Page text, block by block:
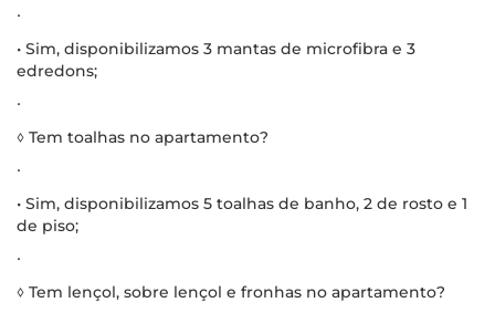
∙
• Sim, disponibilizamos 3 mantas de microfibra e 3
edredons;
∙
◊ Tem toalhas no apartamento?
∙
• Sim, disponibilizamos 5 toalhas de banho, 2 de rosto e 1
de piso;
∙
◊ Tem lençol, sobre lençol e fronhas no apartamento?